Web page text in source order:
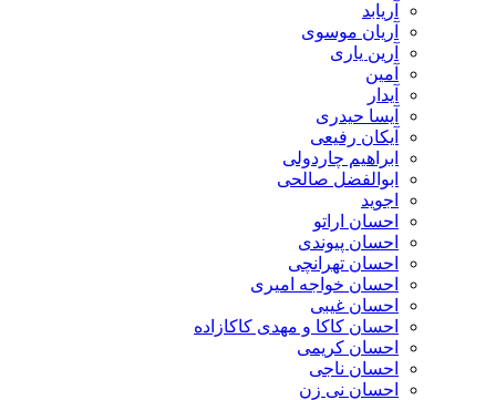
آریان موسوی
آرین یاری
آیسا حیدری
آیکان رفیعی
ابراهیم چاردولی
ابوالفضل صالحی
احسان اراتو
احسان پیوندی
احسان تهرانچی
احسان خواجه امیری
احسان غیبی
احسان کاکا و مهدی کاکازاده
احسان کریمی
احسان ناجی
احسان نی زن